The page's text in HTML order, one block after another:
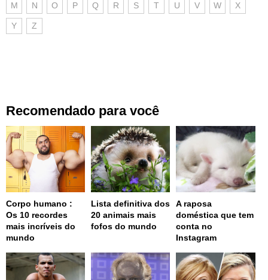
M N O P Q R S T U V W X
Y Z
Recomendado para você
Corpo humano :
Os 10 recordes
mais incríveis do
mundo
Lista definitiva dos
20 animais mais
fofos do mundo
A raposa
doméstica que tem
conta no
Instagram